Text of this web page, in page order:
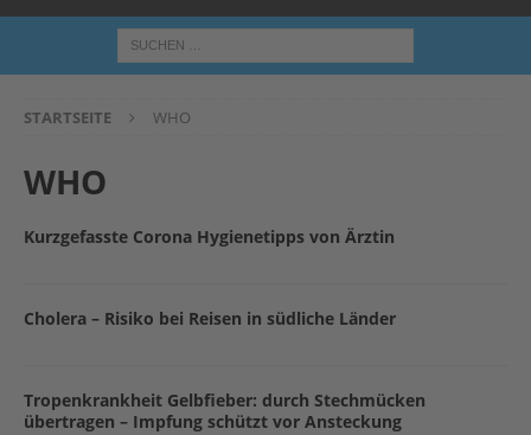
STARTSEITE WHO
WHO
Kurzgefasste Corona Hygienetipps von Ärztin
Cholera – Risiko bei Reisen in südliche Länder
Tropenkrankheit Gelbfieber: durch Stechmücken
übertragen – Impfung schützt vor Ansteckung